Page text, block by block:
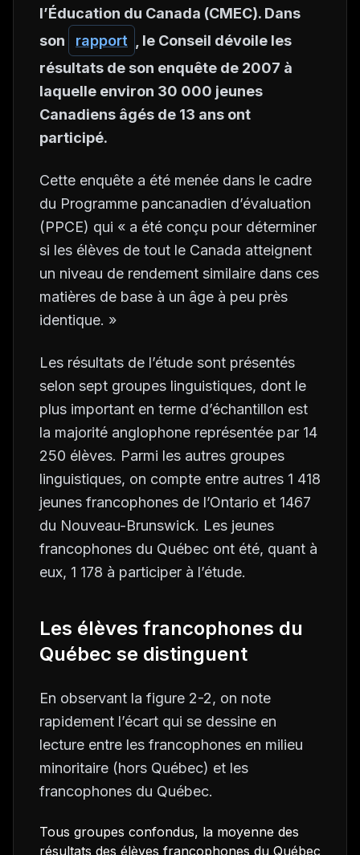
l’Éducation du Canada (CMEC). Dans
son
rapport
, le Conseil dévoile les
résultats de son enquête de 2007 à
laquelle environ 30 000 jeunes
Canadiens âgés de 13 ans ont
participé.
Cette enquête a été menée dans le cadre
du Programme pancanadien d’évaluation
(PPCE) qui « a été conçu pour déterminer
si les élèves de tout le Canada atteignent
un niveau de rendement similaire dans ces
matières de base à un âge à peu près
identique. »
Les résultats de l’étude sont présentés
selon sept groupes linguistiques, dont le
plus important en terme d’échantillon est
la majorité anglophone représentée par 14
250 élèves. Parmi les autres groupes
linguistiques, on compte entre autres 1 418
jeunes francophones de l’Ontario et 1467
du Nouveau-Brunswick. Les jeunes
francophones du Québec ont été, quant à
eux, 1 178 à participer à l’étude.
Les élèves francophones du
Québec se distinguent
En observant la figure 2-2, on note
rapidement l’écart qui se dessine en
lecture entre les francophones en milieu
minoritaire (hors Québec) et les
francophones du Québec.
Tous groupes confondus, la moyenne des
résultats des élèves francophones du Québec